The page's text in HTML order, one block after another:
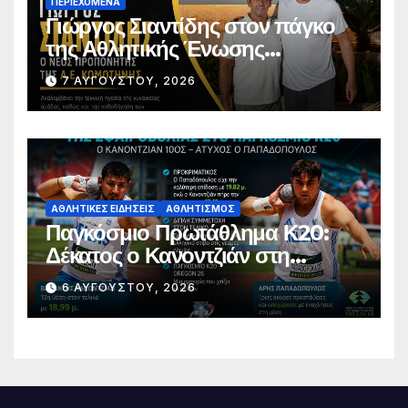
Γιώργος Σιαντίδης στον πάγκο
της Αθλητικής Ένωσης
Κομοτηνής
7 ΑΥΓΟΎΣΤΟΥ, 2026
ΑΘΛΗΤΙΚΈΣ ΕΙΔΉΣΕΙΣ ΑΘΛΗΤΙΣΜΌΣ
Παγκόσμιο Πρωτάθλημα Κ20:
Δέκατος ο Κανοντζιάν στη
σφαιροβολία – Άτυχος ο
Παπαδόπουλος στον τελικό
6 ΑΥΓΟΎΣΤΟΥ, 2026